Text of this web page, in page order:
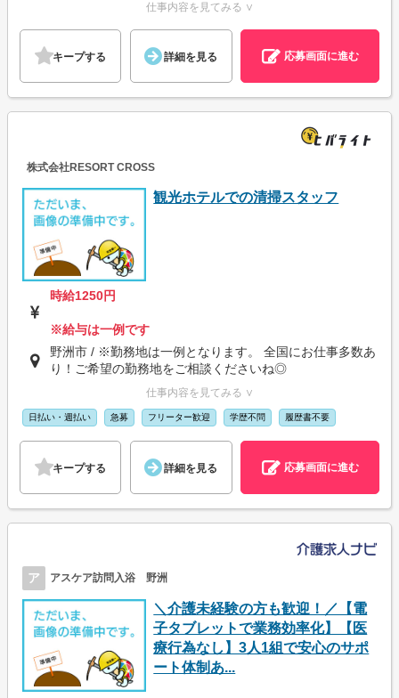
仕事内容を見てみる ∨
キープする 詳細を見る 応募画面に進む
株式会社RESORT CROSS
観光ホテルでの清掃スタッフ
時給1250円
※給与は一例です
野洲市 / ※勤務地は一例となります。 全国にお仕事多数あ
り！ご希望の勤務地をご相談くださいね◎
仕事内容を見てみる ∨
日払い・週払い 急募 フリーター歓迎 学歴不問 履歴書不要
キープする 詳細を見る 応募画面に進む
ア アスケア訪問入浴 野洲
＼介護未経験の方も歓迎！／【電
子タブレットで業務効率化】【医
療行為なし】3人1組で安心のサポ
ート体制あ...